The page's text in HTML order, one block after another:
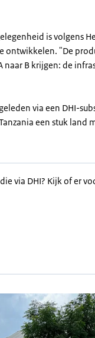
is volgens
ontwikkelen. "De
naar B krijgen: de
via een DHI-
een stuk
via DHI? Kijk of er